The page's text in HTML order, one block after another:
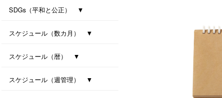
ｾﾊﾟﾚｰﾄ・ﾂｰﾏﾝｽ・7ｶﾗｰｽﾞ(All eco)
シンプル・セブンカラーズ (All eco)
種付き卓上カレンダー(ﾊﾞｼﾞﾙ)
種付き卓上カレンダー(ｸﾛｰﾊﾞｰ)
SDGs（平和と公正） ▼
卓上カレンダー Orizuru-smart-
スケジュール（数カ月） ▼
オールウェイズ･3マンス･7カラーズ
干支カレンダー（午）(All eco)
スリーマンスセブンカラーズ
スケジュール（暦） ▼
シンプルデイス（六曜なし）
スケジュール（週管理） ▼